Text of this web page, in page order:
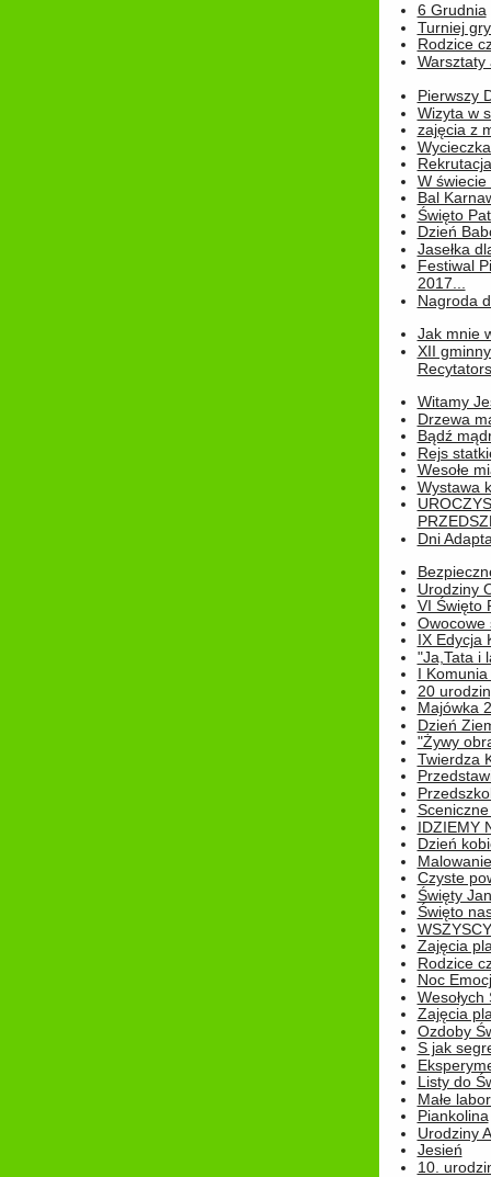
6 Grudnia
Turniej
Rodzice
Warsztaty
Pierwszy
Wizyta w
zajęcia z
W świecie
Bal
Święto
Dzień
Jasełka
Festiwal
2017...
Nagroda
Jak mnie
XII
Witamy
Drzewa
Bądź
Rejs
Wesołe
Wystawa
Dni
Urodziny
VI Święto
Owocowe
IX Edycja
"Ja,Tata i
I
20
Majówka
Dzień
"Żywy
Twierdza
IDZIEMY
Dzień
Czyste
Święty
Święto
Zajęcia
Rodzice
Noc
Wesołych
Zajęcia
Ozdoby
S jak
Listy do
Małe
Piankolina
Urodziny
Jesień
10.